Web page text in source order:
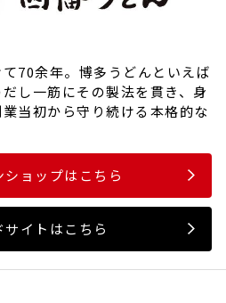
70余年。博多うどんといえば
し一筋にその製法を貫き、身
当初から守り続ける本格的な
ショップはこちら
サイトはこちら